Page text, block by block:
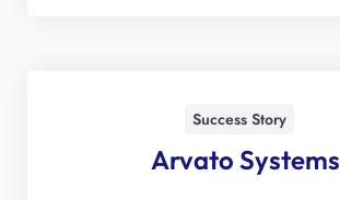
Success Story
Arvato Systems